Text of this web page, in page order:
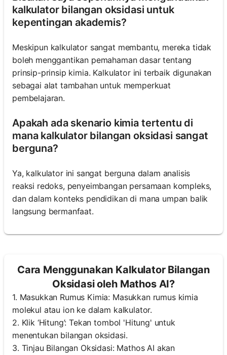
kalkulator bilangan oksidasi untuk
kepentingan akademis?
Meskipun kalkulator sangat membantu, mereka tidak
boleh menggantikan pemahaman dasar tentang
prinsip-prinsip kimia. Kalkulator ini terbaik digunakan
sebagai alat tambahan untuk memperkuat
pembelajaran.
Apakah ada skenario kimia tertentu di
mana kalkulator bilangan oksidasi sangat
berguna?
Ya, kalkulator ini sangat berguna dalam analisis
reaksi redoks, penyeimbangan persamaan kompleks,
dan dalam konteks pendidikan di mana umpan balik
langsung bermanfaat.
Cara Menggunakan Kalkulator Bilangan
Oksidasi oleh Mathos AI?
1. Masukkan Rumus Kimia: Masukkan rumus kimia
molekul atau ion ke dalam kalkulator.
2. Klik ‘Hitung’: Tekan tombol 'Hitung' untuk
menentukan bilangan oksidasi.
3. Tinjau Bilangan Oksidasi: Mathos AI akan